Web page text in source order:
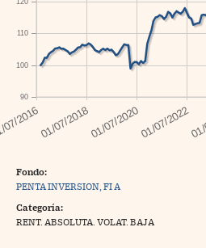
90
100
110
120
Fondo:
PENTA INVERSION, FI A
Categoría:
RENT. ABSOLUTA. VOLAT. BAJA